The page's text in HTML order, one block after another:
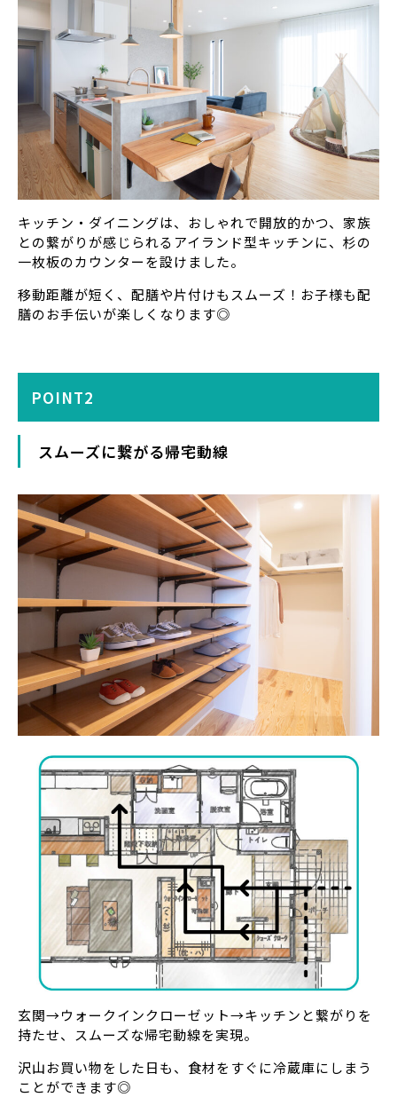
キッチン・ダイニングは、おしゃれで開放的かつ、家族
との繋がりが感じられるアイランド型キッチンに、杉の
一枚板のカウンターを設けました。
移動距離が短く、配膳や片付けもスムーズ！お子様も配
膳のお手伝いが楽しくなります◎
POINT2
スムーズに繋がる帰宅動線
玄関→ウォークインクローゼット→キッチンと繋がりを
持たせ、スムーズな帰宅動線を実現。
沢山お買い物をした日も、食材をすぐに冷蔵庫にしまう
ことができます◎